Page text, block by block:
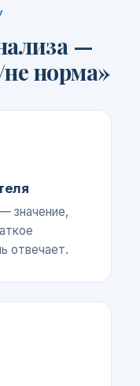
—
норма»
значение,
отвечает.